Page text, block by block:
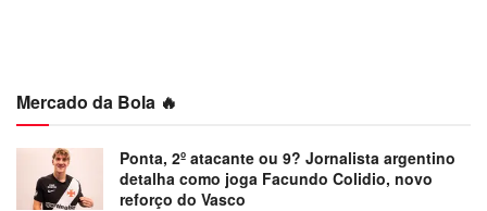
Mercado da Bola 🔥
Ponta, 2º atacante ou 9? Jornalista argentino
detalha como joga Facundo Colidio, novo
reforço do Vasco